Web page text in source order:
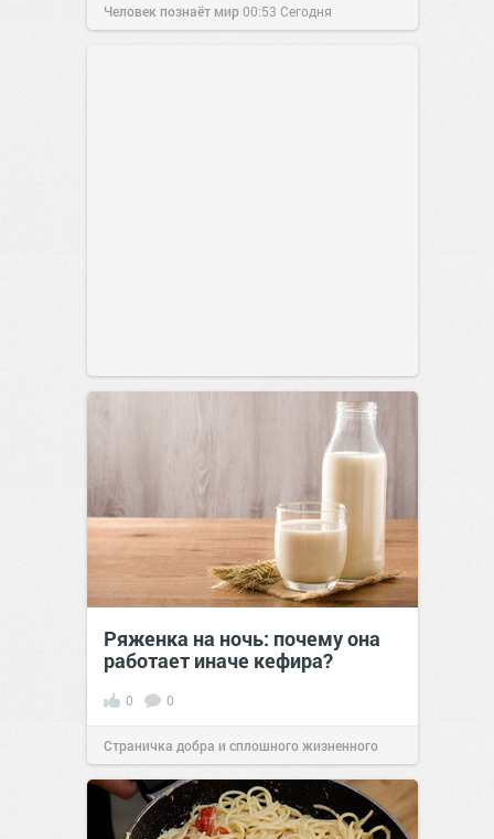
Человек познаёт мир00:53 Сегодня
Ряженка на ночь: почему она
работает иначе кефира?
0 0
Страничка добра и сплошного жизненного
позитива!00:28Сегодня